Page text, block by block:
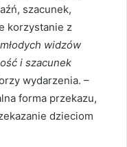
szacunek,
korzystanie z
widzów
i szacunek
wydarzenia. –
forma przekazu,
dzieciom